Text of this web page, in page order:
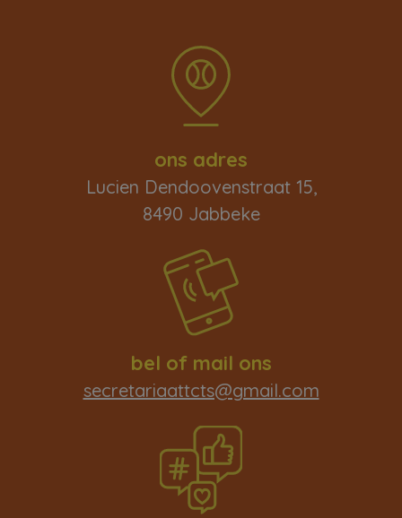
ons adres
Lucien Dendoovenstraat 15,
8490 Jabbeke
bel of mail ons
secretariaattcts@gmail.com